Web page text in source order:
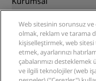
Destinasyonlar
Radisson Hotels
Sports Approved oteller
Aile Dostu Oteller
Sağlık ve Güvenlik
Seyahat acenteleri
Radisson Hotel Group
Medya
Kariyer RHG
Kariyer PPHE
EHL Kariyer
The Club by RHG
Yasal
Gizlilik Merkezi
Yasal bildirim
Radisson Rewards
Yardım
Tüketici uyarıları
Sosyal medya
Web sitesinin sorunsuz ve
olmak, reklam ve tarama
kişiselleştirmek, web
etmek, ayarlarınızı
çabalarımızı
ve ilgili teknolojiler (web